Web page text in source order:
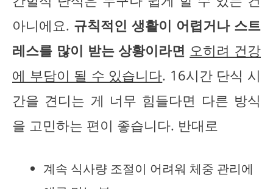
아니에요. 규칙적인 생활이 어렵거나 스트
레스를 많이 받는 상황이라면 오히려 건강
에 부담이 될 수 있습니다. 16시간 단식 시
간을 견디는 게 너무 힘들다면 다른 방식
을 고민하는 편이 좋습니다. 반대로
계속 식사량 조절이 어려워 체중 관리에